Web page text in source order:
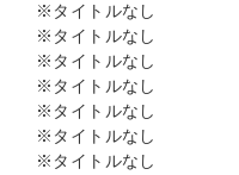
※タイトルなし
※タイトルなし
※タイトルなし
※タイトルなし
※タイトルなし
※タイトルなし
※タイトルなし